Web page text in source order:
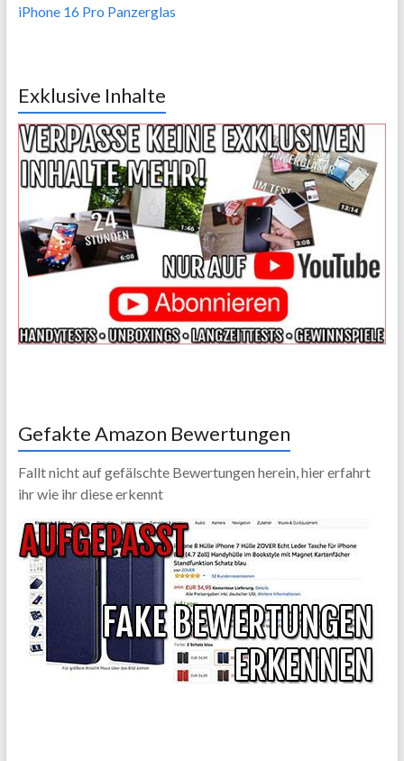
iPhone 16 Pro Panzerglas
Exklusive Inhalte
Gefakte Amazon Bewertungen
Fallt nicht auf gefälschte Bewertungen herein, hier erfahrt
ihr wie ihr diese erkennt